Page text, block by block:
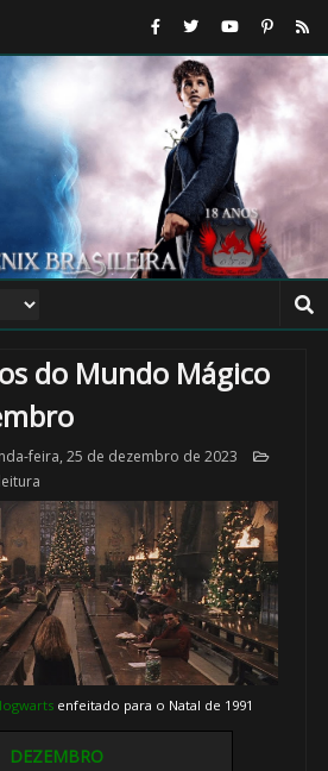
do Mundo Mágico
feira, 25 de dezembro de 2023
enfeitado para o Natal de 1991
DEZEMBRO